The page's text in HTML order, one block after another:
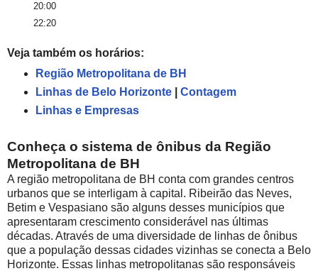
20:00
22:20
Veja também os horários:
Região Metropolitana de BH
Linhas de Belo Horizonte| Contagem
Linhas e Empresas
Conheça o sistema de ônibus da Região
Metropolitana de BH
A região metropolitana de BH conta com grandes centros
urbanos que se interligam à capital. Ribeirão das Neves,
Betim e Vespasiano são alguns desses municípios que
apresentaram crescimento considerável nas últimas
décadas. Através de uma diversidade de linhas de ônibus
que a população dessas cidades vizinhas se conecta a Belo
Horizonte. Essas linhas metropolitanas são responsáveis